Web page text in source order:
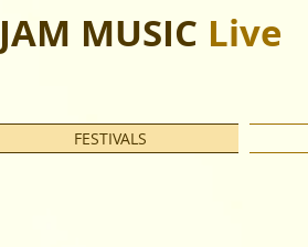
JAM MUSIC Live
FESTIVALS